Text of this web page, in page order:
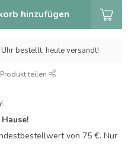
hinzufügen
bestellt, heute versandt!
teilen
von 75 €. Nur